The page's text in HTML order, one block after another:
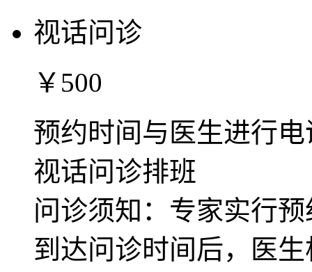
视话问诊
￥500
预约时间与医生进行
视话问诊排班
问诊须知：专家实行
到达问诊时间后，医